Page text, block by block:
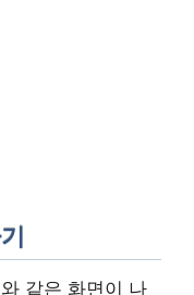
같은 화면이 나